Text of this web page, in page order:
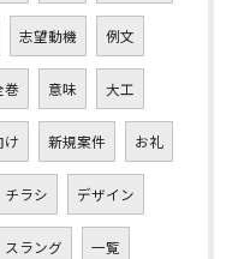
志望動機 例文
巻 意味 大工
け 新規案件 お礼
チラシ デザイン
スラング 一覧